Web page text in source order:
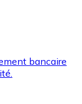
pour acheter
bancaire